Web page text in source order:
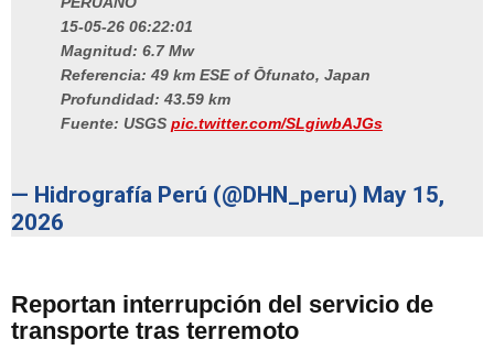
15-05-26 06:22:01
Magnitud: 6.7 Mw
Referencia: 49 km ESE of Ōfunato, Japan
Profundidad: 43.59 km
Fuente: USGS pic.twitter.com/SLgiwbAJGs
— Hidrografía Perú (@DHN_peru) May 15,
2026
Reportan interrupción del servicio de
transporte tras terremoto